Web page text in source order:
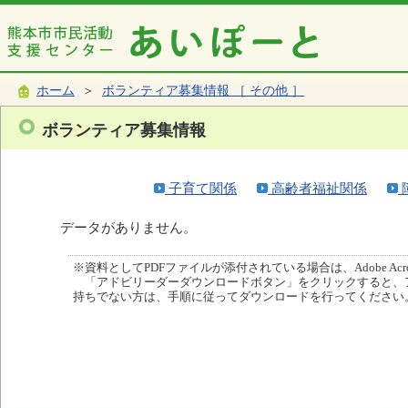
ホーム ＞ ボランティア募集情報 ［ その他 ］
ボランティア募集情報
子育て関係 高齢者福祉関係
データがありません。
※資料としてPDFファイルが添付されている場合は、Adobe
「アドビリーダーダウンロードボタン」をクリックすると
持ちでない方は、手順に従ってダウンロードを行ってください